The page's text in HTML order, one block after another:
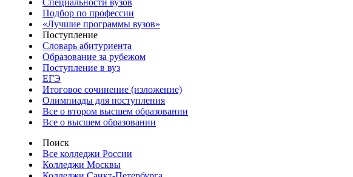
Подбор по профессии
«Лучшие программы вузов»
Поступление
Словарь абитуриента
Образование за рубежом
Поступление в вуз
ЕГЭ
Итоговое сочинение (изложение)
Олимпиады для поступления
Все о втором высшем образовании
Все о высшем образовании
Поиск
Все колледжи России
Колледжи Москвы